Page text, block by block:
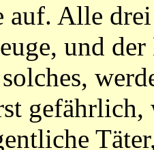
auf. Alle drei
und
gefährlich,